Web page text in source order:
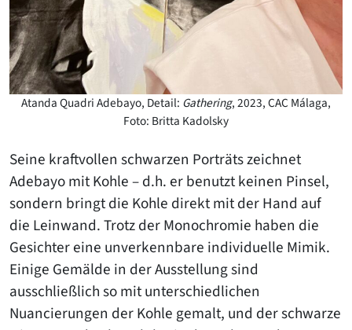
Atanda Quadri Adebayo, Detail: Gathering, 2023, CAC Málaga,
Foto: Britta Kadolsky
Seine kraftvollen schwarzen Porträts zeichnet
Adebayo mit Kohle – d.h. er benutzt keinen Pinsel,
sondern bringt die Kohle direkt mit der Hand auf
die Leinwand. Trotz der Monochromie haben die
Gesichter eine unverkennbare individuelle Mimik.
Einige Gemälde in der Ausstellung sind
ausschließlich so mit unterschiedlichen
Nuancierungen der Kohle gemalt, und der schwarze